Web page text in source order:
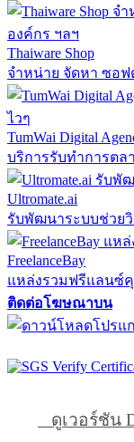
Thaiware Shop
จำหน่าย จัดหา ซอ
TumWai Digital
บริการรับทำการตล
Ultromate.ai
รับพัฒนาระบบช่วย
FreelanceBay
แหล่งรวมฟรีแลนซ์
ติดต่อโฆษณาบน
ดูเวอร์ชัน